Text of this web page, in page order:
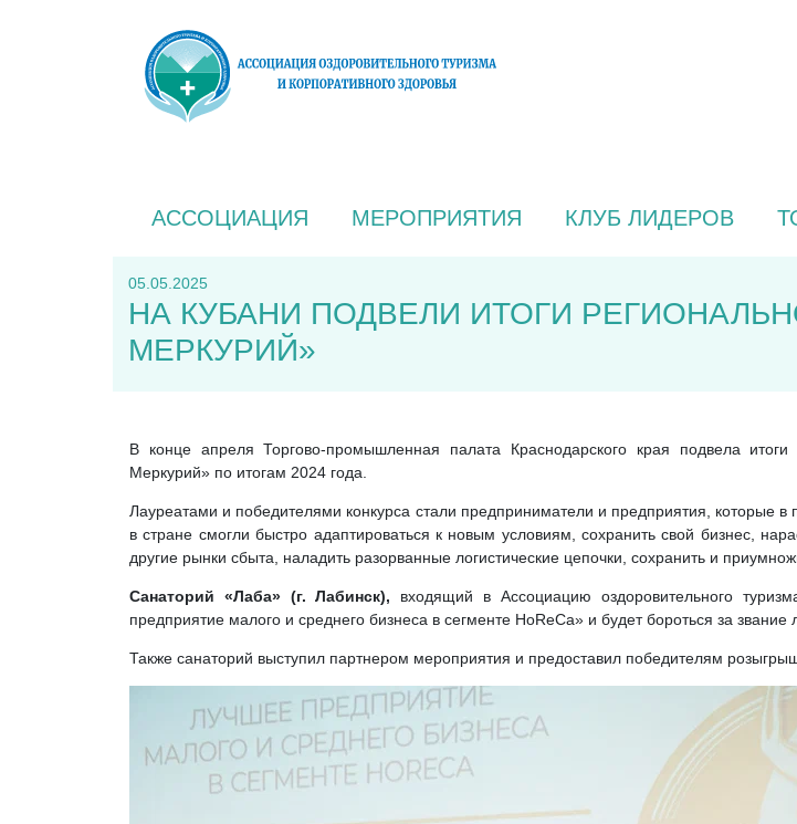
АССОЦИАЦИЯ МЕРОПРИЯТИЯ КЛУБ ЛИДЕРОВ
05.05.2025
НА КУБАНИ ПОДВЕЛИ ИТОГИ
МЕРКУРИЙ»
В конце апреля Торгово-промышленная палата Краснодарского края подвела
Меркурий» по итогам 2024 года.
Лауреатами и победителями конкурса стали предприниматели и предприятия, которые
в стране смогли быстро адаптироваться к новым условиям, сохранить свой бизнес,
другие рынки сбыта, наладить разорванные логистические цепочки, сохранить и
Санаторий «Лаба» (г. Лабинск), входящий в Ассоциацию оздоровительного
предприятие малого и среднего бизнеса в сегменте HoReCa» и будет бороться за
Также санаторий выступил партнером мероприятия и предоставил победителям